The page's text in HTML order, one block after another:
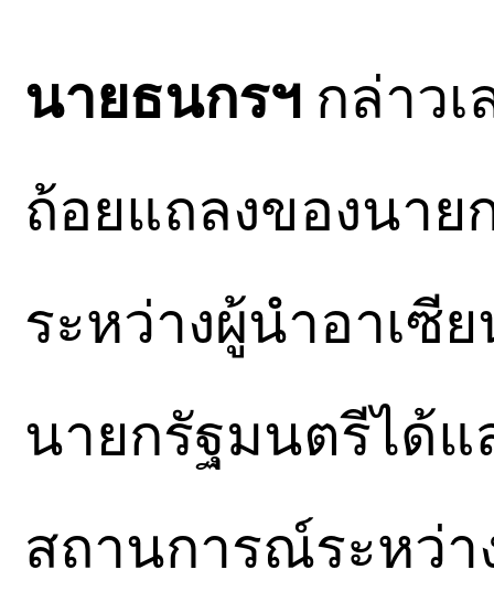
นายธนกรฯกล่าวเ
ถ้อยแถลงของนาย
ระหว่างผู้นำอาเซี
นายกรัฐมนตรีได้
สถานการณ์ระหว่า